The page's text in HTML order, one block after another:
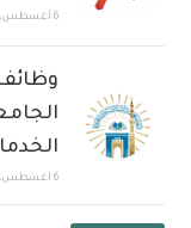
6 أغسطس، 2026
6 أغسطس، 2026